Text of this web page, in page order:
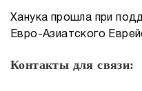
Ханука прошла при
Евро-Азиатского
Контакты для связи: